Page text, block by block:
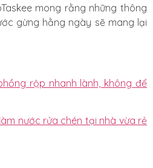
mong rằng những thông
gừng hằng ngày sẽ mang lại
rộp nhanh lành, không để
nước rửa chén tại nhà vừa rẻ